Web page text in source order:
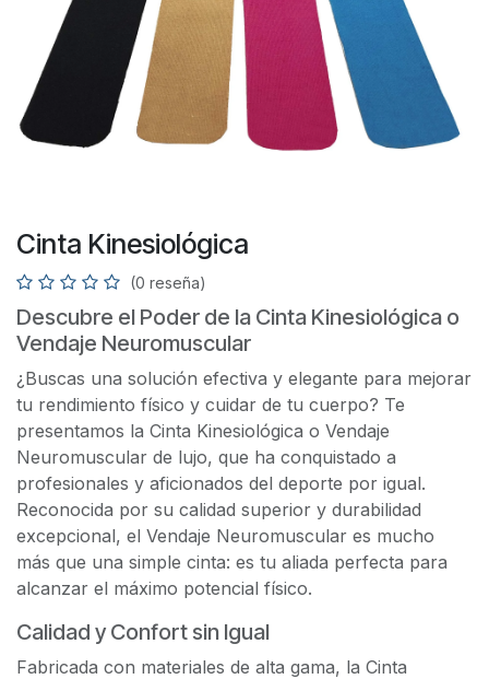
Cinta Kinesiológica
(0 reseña)
Descubre el Poder de la Cinta Kinesiológica o
Vendaje Neuromuscular
¿Buscas una solución efectiva y elegante para mejorar
tu rendimiento físico y cuidar de tu cuerpo? Te
presentamos la Cinta Kinesiológica o Vendaje
Neuromuscular de lujo, que ha conquistado a
profesionales y aficionados del deporte por igual.
Reconocida por su calidad superior y durabilidad
excepcional, el Vendaje Neuromuscular es mucho
más que una simple cinta: es tu aliada perfecta para
alcanzar el máximo potencial físico.
Calidad y Confort sin Igual
Fabricada con materiales de alta gama, la Cinta